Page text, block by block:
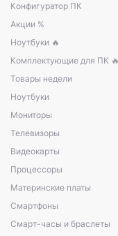
Конфигуратор ПК
Акции %
Ноутбуки 🔥
Комплектующие для ПК 🔥
Товары недели
Ноутбуки
Мониторы
Телевизоры
Видеокарты
Процессоры
Материнские платы
Смартфоны
Смарт-часы и браслеты